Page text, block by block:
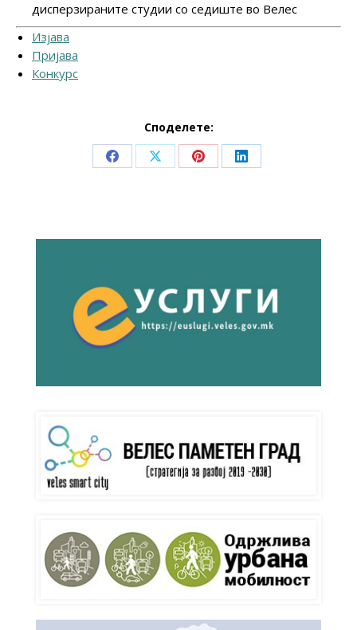
дисперзираните студии со седиште во Велес
Изјава
Пријава
Конкурс
Споделете:
Share Share Share Share